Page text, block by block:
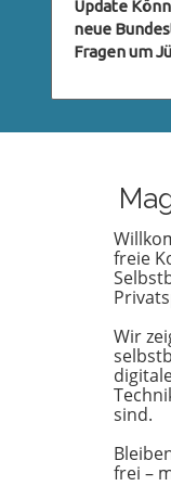
DFB-
Live-
Update
neue
Fragen um
seine
der
Fähigkeit,
und
deutschen
helfen,
Vorstellung
freie
Wir
sind.
frei –